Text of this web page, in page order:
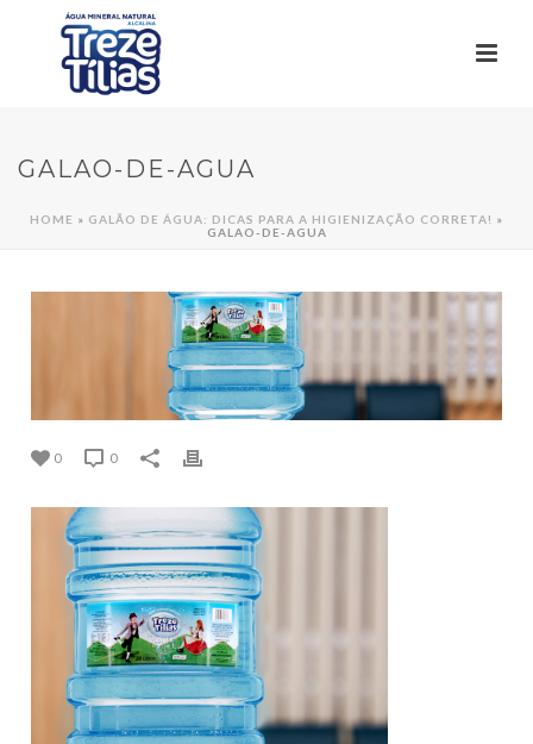
GALAO-DE-AGUA
HOME » GALÃO DE ÁGUA: DICAS PARA A HIGIENIZAÇÃO CORRETA! »
GALAO-DE-AGUA
0 0